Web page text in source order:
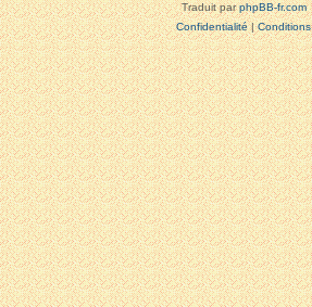
Traduit parphpBB-fr.com
Confidentialité|Conditions